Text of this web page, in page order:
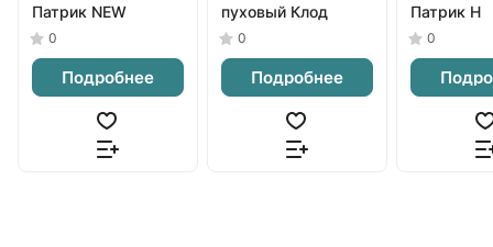
Патрик NEW
0
Подробнее
пуховый Клод
0
Подробнее
Патрик Н
0